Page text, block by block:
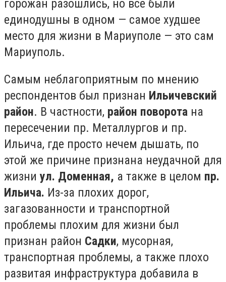
горожан разошлись, но все были
единодушны в одном — самое худшее
место для жизни в Мариуполе — это сам
Мариуполь.
Самым неблагоприятным по мнению
респондентов был признан Ильичевский
район. В частности, район поворота на
пересечении пр. Металлургов и пр.
Ильича, где просто нечем дышать, по
этой же причине признана неудачной для
жизни ул. Доменная, а также в целом пр.
Ильича. Из-за плохих дорог,
загазованности и транспортной
проблемы плохим для жизни был
признан район Садки, мусорная,
транспортная проблемы, а также плохо
развитая инфраструктура добавила в